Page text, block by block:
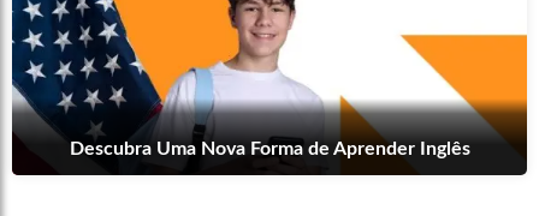
Descubra Uma Nova Forma de Aprender Inglês